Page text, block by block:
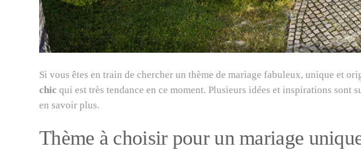
Si vous êtes en train de chercher un thème de mariage fabuleux, unique et
chic qui est très tendance en ce moment. Plusieurs idées et inspirations sont
en savoir plus.
Thème à choisir pour un mariage